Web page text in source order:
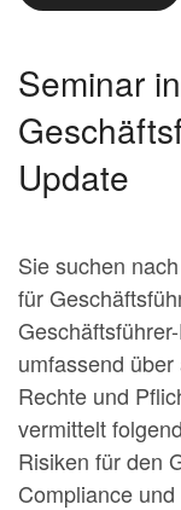
Seminar
Update
Sie suchen
für
umfassend
Rechte und
vermittelt
Risiken für den
Compliance